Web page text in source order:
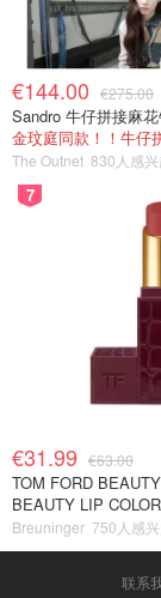
€144.00 €275.00
Sandro 牛仔拼接麻
金玟庭同款！！牛仔
The Outnet 830人感兴
7
€31.99 €63.00
TOM FORD
BEAUTY LIP
MATTE 裸玫瑰口红
Breuninger 750人感
联系